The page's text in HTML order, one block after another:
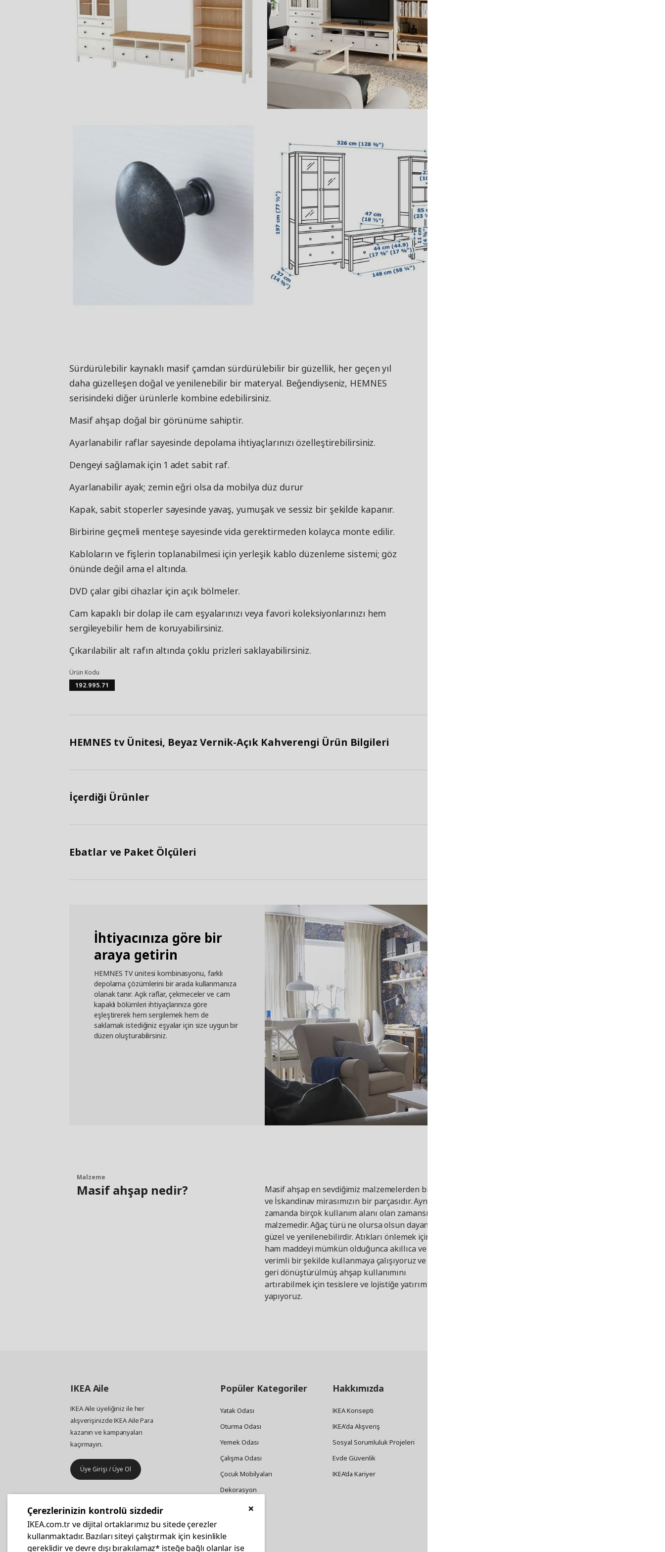
Sürdürülebilir kaynaklı masif çamdan sürdürülebilir bir güzellik, her geçen yıl
daha güzelleşen doğal ve yenilenebilir bir materyal. Beğendiyseniz, HEMNES
serisindeki diğer ürünlerle kombine edebilirsiniz.
Masif ahşap doğal bir görünüme sahiptir.
Ayarlanabilir raflar sayesinde depolama ihtiyaçlarınızı özelleştirebilirsiniz.
Dengeyi sağlamak için 1 adet sabit raf.
Ayarlanabilir ayak; zemin eğri olsa da mobilya düz durur
Kapak, sabit stoperler sayesinde yavaş, yumuşak ve sessiz bir şekilde kapanır.
Birbirine geçmeli menteşe sayesinde vida gerektirmeden kolayca monte edilir.
Kabloların ve fişlerin toplanabilmesi için yerleşik kablo düzenleme sistemi; göz
önünde değil ama el altında.
DVD çalar gibi cihazlar için açık bölmeler.
Cam kapaklı bir dolap ile cam eşyalarınızı veya favori koleksiyonlarınızı hem
sergileyebilir hem de koruyabilirsiniz.
Çıkarılabilir alt rafın altında çoklu prizleri saklayabilirsiniz.
Ürün Kodu
192.995.71
HEMNES tv Ünitesi, Beyaz Vernik-Açık Kahverengi Ürün Bilgileri
İçerdiği Ürünler
Ebatlar ve Paket Ölçüleri
İhtiyacınıza göre bir
araya getirin
HEMNES TV ünitesi kombinasyonu, farklı
depolama çözümlerini bir arada kullanmanıza
olanak tanır. Açık raflar, çekmeceler ve cam
kapaklı bölümleri ihtiyaçlarınıza göre
eşleştirerek hem sergilemek hem de
saklamak istediğiniz eşyalar için size uygun bir
düzen oluşturabilirsiniz.
Malzeme
Masif ahşap nedir?
Masif ahşap en sevdiğimiz malzemelerden biridir
ve İskandinav mirasımızın bir parçasıdır. Aynı
zamanda birçok kullanım alanı olan zamansız bir
malzemedir. Ağaç türü ne olursa olsun dayanıklı,
güzel ve yenilenebilirdir. Atıkları önlemek için bu
ham maddeyi mümkün olduğunca akıllıca ve
verimli bir şekilde kullanmaya çalışıyoruz ve ayrıca
geri dönüştürülmüş ahşap kullanımını
artırabilmek için tesislere ve lojistiğe yatırım
yapıyoruz.
IKEAAile
IKEA Aile üyeliğiniz ile her
alışverişinizde IKEA Aile Para
kazanın ve kampanyaları
kaçırmayın.
Üye Girişi / Üye Ol
İş yeri mobilya ve aksesuar
alışverişleriniz IKEA Kurumsal Kart
ile daha hesaplı.
Popüler Kategoriler
Yatak Odası
Oturma Odası
Yemek Odası
Çalışma Odası
Çocuk Mobilyaları
Dekorasyon
Züccaciye
Hakkımızda
IKEA Konsepti
IKEA'da Alışveriş
Sosyal Sorumluluk Projeleri
Evde Güvenlik
IKEA’da Kariyer
×
Çerezlerinizin kontrolü sizdedir
IKEA.com.tr ve dijital ortaklarımız bu sitede çerezler
kullanmaktadır. Bazıları siteyi çalıştırmak için kesinlikle
gereklidir ve devre dışı bırakılamaz* isteğe bağlı olanlar ise